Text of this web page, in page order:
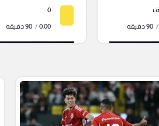
/ 90 دقيقه
0
0.00
/ 90 دقيقه